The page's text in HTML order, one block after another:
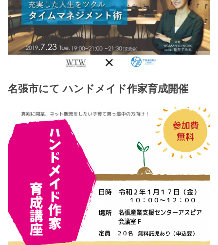
名張市にて ハンドメイド作家育成開催